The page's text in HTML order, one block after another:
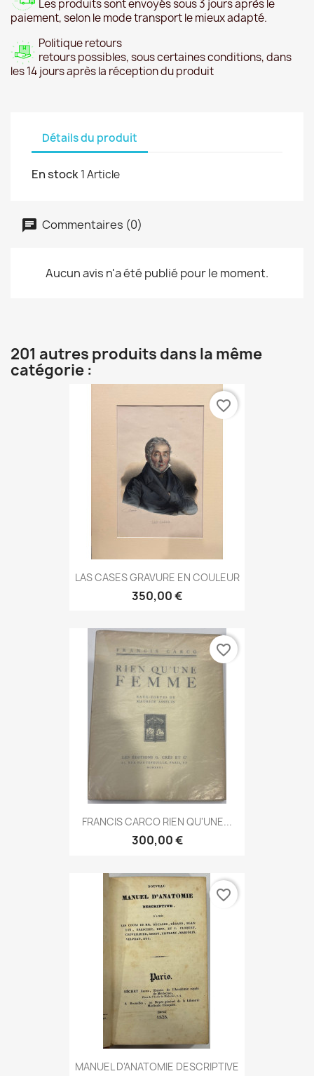
Les produits sont envoyés sous 3 jours après le
paiement, selon le mode transport le mieux adapté.
Politique retours
retours possibles, sous certaines conditions, dans
les 14 jours après la réception du produit
Détails du produit
En stock1 Article
Commentaires (0)
Aucun avis n'a été publié pour le moment.
201 autres produits dans la même
catégorie :
LAS CASES GRAVURE EN COULEUR
350,00 €
favorite_border
FRANCIS CARCO RIEN QU'UNE...
300,00 €
favorite_border
MANUEL D'ANATOMIE DESCRIPTIVE
favorite_border